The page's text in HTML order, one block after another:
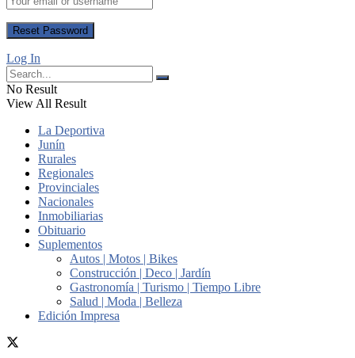
Log In
No Result
View All Result
La Deportiva
Junín
Rurales
Regionales
Provinciales
Nacionales
Inmobiliarias
Obituario
Suplementos
Autos | Motos | Bikes
Construcción | Deco | Jardín
Gastronomía | Turismo | Tiempo Libre
Salud | Moda | Belleza
Edición Impresa